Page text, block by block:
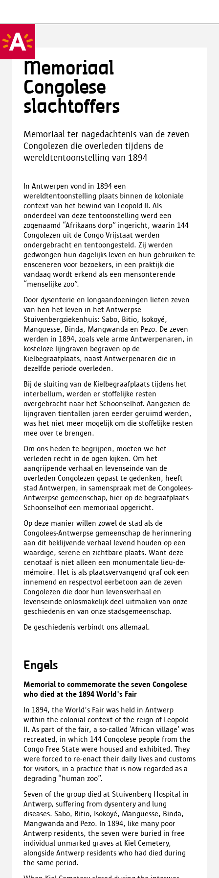
Memoriaal
Congolese
slachtoffers
Memoriaal ter nagedachtenis van de zeven
Congolezen die overleden tijdens de
wereldtentoonstelling van 1894
In Antwerpen vond in 1894 een
wereldtentoonstelling plaats binnen de koloniale
context van het bewind van Leopold II. Als
onderdeel van deze tentoonstelling werd een
zogenaamd “Afrikaans dorp” ingericht, waarin 144
Congolezen uit de Congo Vrijstaat werden
ondergebracht en tentoongesteld. Zij werden
gedwongen hun dagelijks leven en hun gebruiken te
ensceneren voor bezoekers, in een praktijk die
vandaag wordt erkend als een mensonterende
“menselijke zoo”.
Door dysenterie en longaandoeningen lieten zeven
van hen het leven in het Antwerpse
Stuivenbergziekenhuis: Sabo, Bitio, Isokoyé,
Manguesse, Binda, Mangwanda en Pezo. De zeven
werden in 1894, zoals vele arme Antwerpenaren, in
kosteloze lijngraven begraven op de
Kielbegraafplaats, naast Antwerpenaren die in
dezelfde periode overleden.
Bij de sluiting van de Kielbegraafplaats tijdens het
interbellum, werden er stoffelijke resten
overgebracht naar het Schoonselhof. Aangezien de
lijngraven tientallen jaren eerder geruimd werden,
was het niet meer mogelijk om die stoffelijke resten
mee over te brengen.
Om ons heden te begrijpen, moeten we het
verleden recht in de ogen kijken. Om het
aangrijpende verhaal en levenseinde van de
overleden Congolezen gepast te gedenken, heeft
stad Antwerpen, in samenspraak met de Congolees-
Antwerpse gemeenschap, hier op de begraafplaats
Schoonselhof een memoriaal opgericht.
Op deze manier willen zowel de stad als de
Congolees-Antwerpse gemeenschap de herinnering
aan dit beklijvende verhaal levend houden op een
waardige, serene en zichtbare plaats. Want deze
cenotaaf is niet alleen een monumentale lieu-de-
mémoire. Het is als plaatsvervangend graf ook een
innemend en respectvol eerbetoon aan de zeven
Congolezen die door hun levensverhaal en
levenseinde onlosmakelijk deel uitmaken van onze
geschiedenis en van onze stadsgemeenschap.
De geschiedenis verbindt ons allemaal.
Engels
Memorial to commemorate the seven Congolese
who died at the 1894 World's Fair
In 1894, the World's Fair was held in Antwerp
within the colonial context of the reign of Leopold
II. As part of the fair, a so-called ‘African village’ was
recreated, in which 144 Congolese people from the
Congo Free State were housed and exhibited. They
were forced to re-enact their daily lives and customs
for visitors, in a practice that is now regarded as a
degrading “human zoo”.
Seven of the group died at Stuivenberg Hospital in
Antwerp, suffering from dysentery and lung
diseases. Sabo, Bitio, Isokoyé, Manguesse, Binda,
Mangwanda and Pezo. In 1894, like many poor
Antwerp residents, the seven were buried in free
individual unmarked graves at Kiel Cemetery,
alongside Antwerp residents who had died during
the same period.